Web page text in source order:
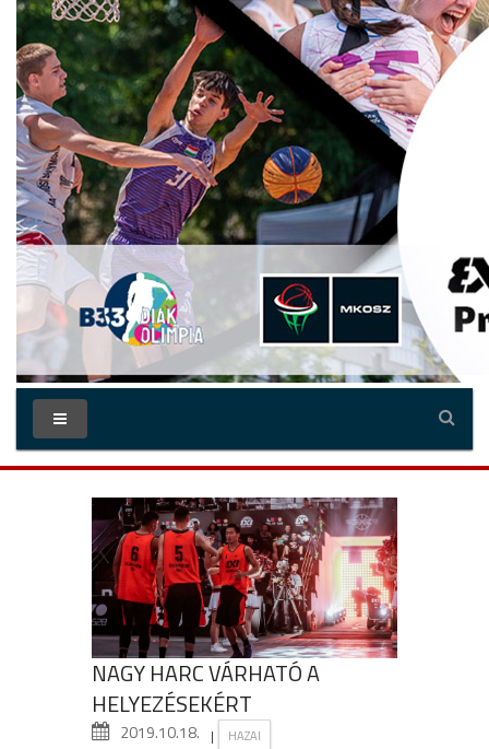
NAGY HARC VÁRHATÓ A
HELYEZÉSEKÉRT
2019.10.18. | HAZAI